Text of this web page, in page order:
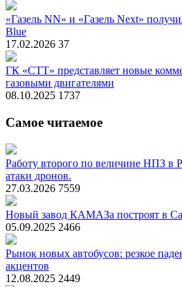
«Газель NN» и «Газель Next»
Blue
17.02.2026 37
ГК «СТТ» представляет новые
газовыми двигателями
08.10.2025 1737
Самое читаемое
Работу второго по величине НПЗ в
атаки дронов.
27.03.2026 7559
Новый завод КАМАЗа построят в
05.09.2025 2466
Рынок новых автобусов: резкое
акцентов
12.08.2025 2449